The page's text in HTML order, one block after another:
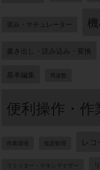
歪み・サチュレーター
書き出し・読み込み・変換
基本編集 周波数
便利操作・作
作業環境 低音処理 レ
リミッター・マキシマイザー